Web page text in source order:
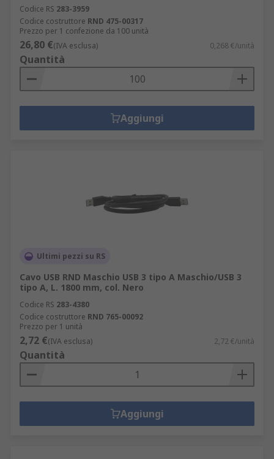
Codice RS 283-3959
Codice costruttore RND 475-00317
Prezzo per 1 confezione da 100 unità
26,80 €(IVA esclusa) 0,268 €/unità
Quantità
Aggiungi
Ultimi pezzi su RS
Cavo USB RND Maschio USB 3 tipo A Maschio/USB 3
tipo A, L. 1800 mm, col. Nero
Codice RS 283-4380
Codice costruttore RND 765-00092
Prezzo per 1 unità
2,72 €(IVA esclusa) 2,72 €/unità
Quantità
Aggiungi